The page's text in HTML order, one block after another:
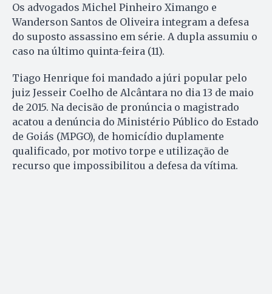
Os advogados Michel Pinheiro Ximango e
Wanderson Santos de Oliveira integram a defesa
do suposto assassino em série. A dupla assumiu o
caso na último quinta-feira (11).
Tiago Henrique foi mandado a júri popular pelo
juiz Jesseir Coelho de Alcântara no dia 13 de maio
de 2015. Na decisão de pronúncia o magistrado
acatou a denúncia do Ministério Público do Estado
de Goiás (MPGO), de homicídio duplamente
qualificado, por motivo torpe e utilização de
recurso que impossibilitou a defesa da vítima.